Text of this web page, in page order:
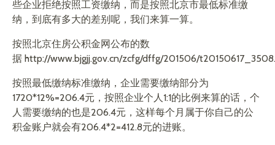
些企业拒绝按照工资缴纳，而是按照北京市最低标准缴
纳，到底有多大的差别呢，我们来算一算。
按照北京住房公积金网公布的数
据 http://www.bjgjj.gov.cn/zcfg/dffg/201506/
按照最低缴纳标准缴纳，企业需要缴纳部分为
1720*12%=206.4元，按照企业个人1:1的比例来算的话，个
人需要缴纳的也是206.4元，这样每个月属于你自己的公
积金账户就会有206.4*2=412.8元的进账。